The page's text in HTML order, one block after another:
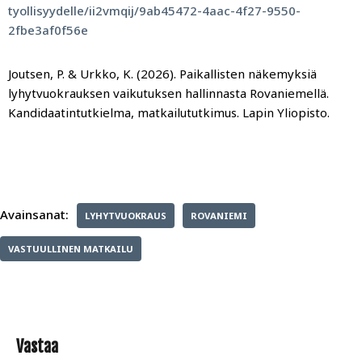
tyollisyydelle/ii2vmqij/9ab45472-4aac-4f27-9550-
2fbe3af0f56e
Joutsen, P. & Urkko, K. (2026). Paikallisten näkemyksiä
lyhytvuokrauksen vaikutuksen hallinnasta Rovaniemellä.
Kandidaatintutkielma, matkailututkimus. Lapin Yliopisto.
Avainsanat: LYHYTVUOKRAUS ROVANIEMI
VASTUULLINEN MATKAILU
Vastaa